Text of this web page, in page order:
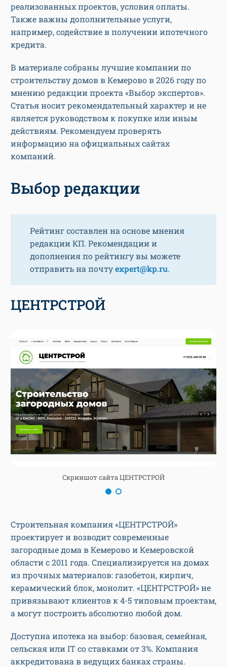
реализованных проектов, условия оплаты.
Также важны дополнительные услуги,
например, содействие в получении ипотечного
кредита.
В материале собраны лучшие компании по
строительству домов в Кемерово в 2026 году по
мнению редакции проекта «Выбор экспертов».
Статья носит рекомендательный характер и не
является руководством к покупке или иным
действиям. Рекомендуем проверять
информацию на официальных сайтах
компаний.
Выбор редакции
Рейтинг составлен на основе мнения
редакции КП. Рекомендации и
дополнения по рейтингу вы можете
отправить на почтуexpert@kp.ru.
ЦЕНТРСТРОЙ
Скриншот сайта ЦЕНТРСТРОЙ
Строительная компания «ЦЕНТРСТРОЙ»
проектирует и возводит современные
загородные дома в Кемерово и Кемеровской
области с 2011 года. Специализируется на домах
из прочных материалов: газобетон, кирпич,
керамический блок, монолит. «ЦЕНТРСТРОЙ» не
привязывают клиентов к 4-5 типовым проектам,
а могут построить абсолютно любой дом.
Доступна ипотека на выбор: базовая, семейная,
сельская или IT со ставками от 3%. Компания
аккредитована в ведущих банках страны.